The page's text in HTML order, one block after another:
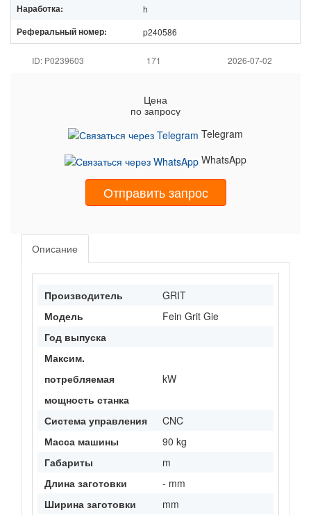
Наработка: h
Реферальный номер: p240586
ID: P0239603 171 2026-07-02
Цена
по запросу
Telegram
WhatsApp
Отправить запрос
Описание
Производитель
GRIT
Модель
Fein Grit Gie
Год выпуска
Максим.
потребляемая
мощность станка
kW
Система управления
CNC
Масса машины
90 kg
Габариты
m
Длина заготовки
- mm
Ширина заготовки
mm